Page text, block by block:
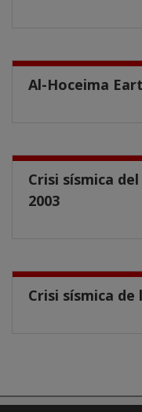
Al-Hoceima
Crisi sísmica
2003
Crisi sísmica de